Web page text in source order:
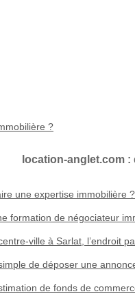
?
location-anglet.com
une expertise immobilière ?
formation de négociateur
ville à Sarlat, l’endroit
de déposer une
de fonds de